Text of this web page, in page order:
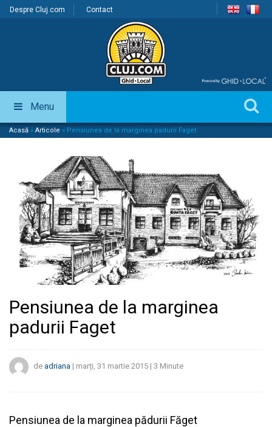
Despre Cluj.com Contact
Menu
Acasă » Articole » Pensiunea de la marginea padurii Faget
Pensiunea de la marginea
padurii Faget
de adriana | marți, 31 martie 2015 | 3 Minute
Pensiunea de la marginea pădurii Făget